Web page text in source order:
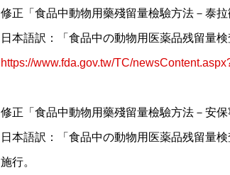
修正「食品中動物用藥殘留量檢驗方法－泰拉
日本語訳：「食品中の動物用医薬品残留量
https://www.fda.gov.tw/TC/
修正「食品中動物用藥殘留量檢驗方法－安保
日本語訳：「食品中の動物用医薬品残留量
施行。